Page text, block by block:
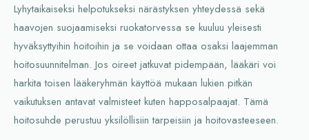
Lyhytaikaiseksi helpotukseksi närästyksen yhteydessä sekä
haavojen suojaamiseksi ruokatorvessa se kuuluu yleisesti
hyväksyttyihin hoitoihin ja se voidaan ottaa osaksi laajemman
hoitosuunnitelman. Jos oireet jatkuvat pidempään, lääkäri voi
harkita toisen lääkeryhmän käyttöä mukaan lukien pitkän
vaikutuksen antavat valmisteet kuten happosalpaajat. Tämä
hoitosuhde perustuu yksilöllisiin tarpeisiin ja hoitovasteeseen.